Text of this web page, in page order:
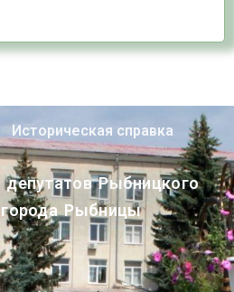
Историческая справка
Рыбницкого
Рыбницы